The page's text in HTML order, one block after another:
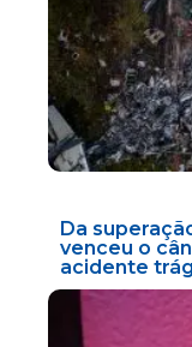
Da
venceu o
acidente